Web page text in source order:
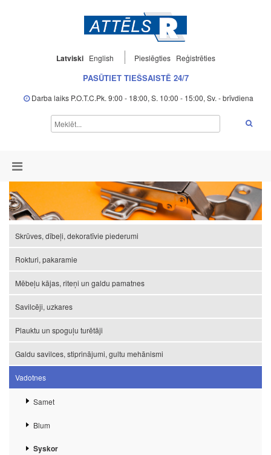
Latviski English Pieslēgties Reģistrēties
PASŪTIET TIEŠSAISTĒ 24/7
Darba laiks P.O.T.C.Pk. 9:00 - 18:00, S. 10:00 - 15:00, Sv. - brīvdiena
Skrūves, dībeļi, dekoratīvie piederumi
Rokturi, pakaramie
Mēbeļu kājas, riteņi un galdu pamatnes
Savilcēji, uzkares
Plauktu un spoguļu turētāji
Galdu savilces, stiprinājumi, gultu mehānismi
Vadotnes
Samet
Blum
Syskor